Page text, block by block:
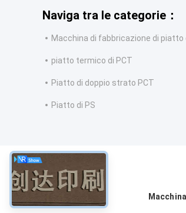
Naviga tra le categorie：
Macchina di fabbricazione di piatto
piatto termico di PCT
Piatto di doppio strato PCT
Piatto di PS